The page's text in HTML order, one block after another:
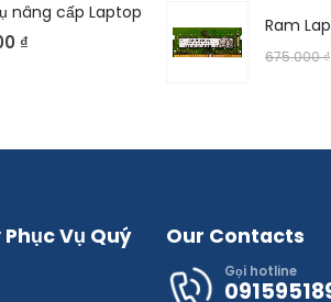
nâng cấp Laptop
₫
675.000₫
Vụ Quý
Our Contacts
Gọi hotline